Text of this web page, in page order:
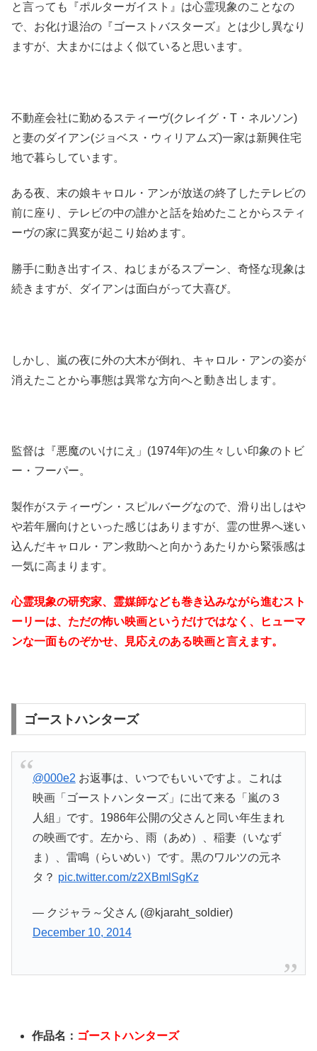
と言っても『ポルターガイスト』は心霊現象のことなの
で、お化け退治の『ゴーストバスターズ』とは少し異なり
ますが、大まかにはよく似ていると思います。
不動産会社に勤めるスティーヴ(クレイグ・T・ネルソン)
と妻のダイアン(ジョベス・ウィリアムズ)一家は新興住宅
地で暮らしています。
ある夜、末の娘キャロル・アンが放送の終了したテレビの
前に座り、テレビの中の誰かと話を始めたことからスティ
ーヴの家に異変が起こり始めます。
勝手に動き出すイス、ねじまがるスプーン、奇怪な現象は
続きますが、ダイアンは面白がって大喜び。
しかし、嵐の夜に外の大木が倒れ、キャロル・アンの姿が
消えたことから事態は異常な方向へと動き出します。
監督は『悪魔のいけにえ」(1974年)の生々しい印象のトビ
ー・フーパー。
製作がスティーヴン・スピルバーグなので、滑り出しはや
や若年層向けといった感じはありますが、霊の世界へ迷い
込んだキャロル・アン救助へと向かうあたりから緊張感は
一気に高まります。
心霊現象の研究家、霊媒師なども巻き込みながら進むスト
ーリーは、ただの怖い映画というだけではなく、ヒューマ
ンな一面ものぞかせ、見応えのある映画と言えます。
ゴーストハンターズ
@000e2 お返事は、いつでもいいですよ。これは
映画「ゴーストハンターズ」に出て来る「嵐の３
人組」です。1986年公開の父さんと同い年生まれ
の映画です。左から、雨（あめ）、稲妻（いなず
ま）、雷鳴（らいめい）です。黒のワルツの元ネ
タ？ pic.twitter.com/z2XBmlSgKz
— クジャラ～父さん (@kjaraht_soldier)
December 10, 2014
作品名： ゴーストハンターズ